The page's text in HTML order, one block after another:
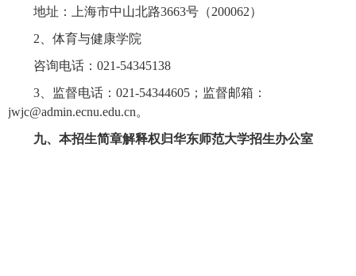
地址：上海市中山北路3663号（200062）
2 、体育与健康学院
咨询电话： 021-54345138
3 、监督电话： 021-54344605 ；监督邮箱：
jwjc@admin.ecnu.edu.cn。
九、本招生简章解释权归华东师范大学招生办公室